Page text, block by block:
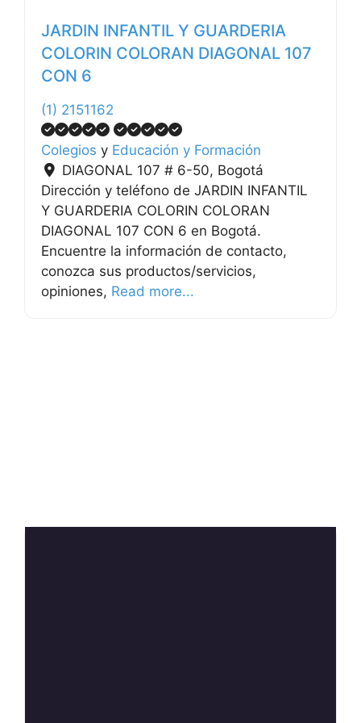
JARDIN INFANTIL Y GUARDERIA
COLORIN COLORAN DIAGONAL 107
CON 6
(1) 2151162
Colegios y Educación y Formación
DIAGONAL 107 # 6-50, Bogotá
Dirección y teléfono de JARDIN INFANTIL
Y GUARDERIA COLORIN COLORAN
DIAGONAL 107 CON 6 en Bogotá.
Encuentre la información de contacto,
conozca sus productos/servicios,
opiniones, Read more...